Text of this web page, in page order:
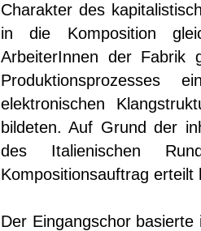
Charakter des
in die Komposition
ArbeiterInnen der Fabrik
Produktionsprozesses
elektronischen
bildeten. Auf Grund der
des Italienischen
Kompositionsauftrag
Der Eingangschor